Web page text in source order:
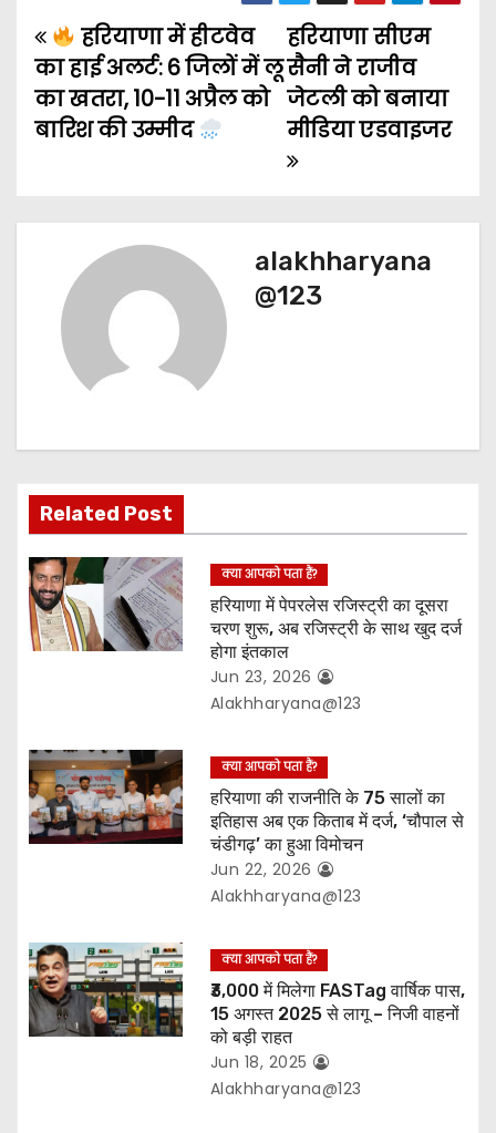
P
o
s
n
t
i
o
n
हरियाणा सीएम
सैनी ने राजीव
जेटली को बनाया
मीडिया एडवाइजर
हरियाणा में हीटवेव
का हाई अलर्ट: 6 जिलों में लू
का खतरा, 10-11 अप्रैल को
बारिश की उम्मीद
alakhharyana
@123
Related Post
क्या आपको पता हैं?
हरियाणा में पेपरलेस रजिस्ट्री का दूसरा
चरण शुरू, अब रजिस्ट्री के साथ खुद दर्ज
होगा इंतकाल
Jun 23, 2026
Alakhharyana@123
क्या आपको पता हैं?
हरियाणा की राजनीति के 75 सालों का
इतिहास अब एक किताब में दर्ज, ‘चौपाल से
चंडीगढ़’ का हुआ विमोचन
Jun 22, 2026
Alakhharyana@123
क्या आपको पता हैं?
₹3,000 में मिलेगा FASTag वार्षिक पास,
15 अगस्त 2025 से लागू – निजी वाहनों
को बड़ी राहत
Jun 18, 2025
Alakhharyana@123